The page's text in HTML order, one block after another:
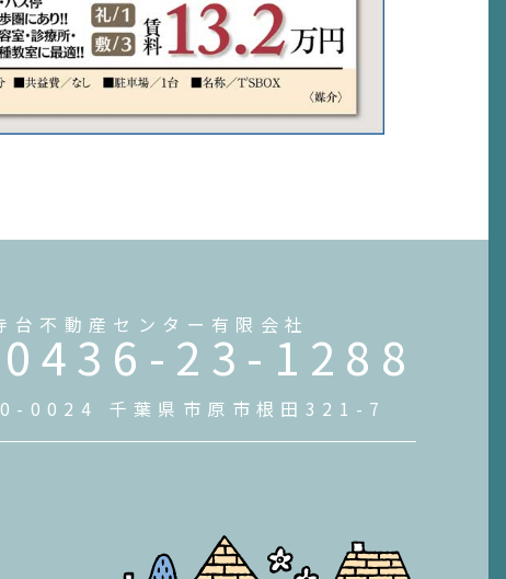
台不動産センター有限会社
0436-23-1288
0024 千葉県市原市根田321-7